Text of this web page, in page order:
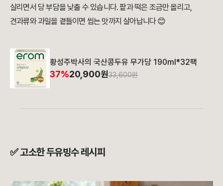
살리면서 당 부담을 낮출 수 있습니다. 팥과 떡은 조금만 올리고,
견과류와 과일을 곁들이면 씹는 맛까지 살아납니다 😊
황성주박사의 국산콩두유 무가당 190ml*32팩
37%20,900원33,600원
✅ 고소한 두유빙수 레시피